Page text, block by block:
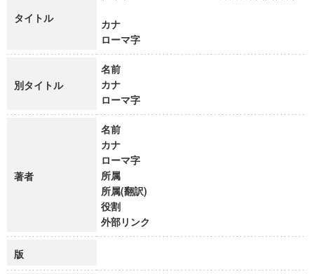
タイトル
カナ
ローマ字
別タイトル
名前
カナ
ローマ字
著者
名前
カナ
ローマ字
所属
所属(翻訳)
役割
外部リンク
版